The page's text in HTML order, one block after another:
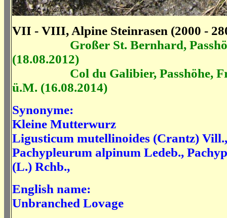
VII - VIII, Alpine Steinrasen (2000 -
Großer St. Bernhard,
(18.08.2012)
Col du Galibier, Passhöhe,
ü.M. (16.08.2014)
Synonyme:
Kleine Mutterwurz
Ligusticum mutellinoides (Crantz)
Pachypleurum alpinum Ledeb.,
(L.) Rchb.,
English name:
Unbranched Lovage